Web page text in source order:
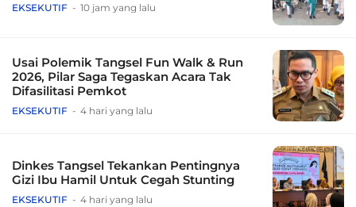
EKSEKUTIF 10 jam yang lalu
Usai Polemik Tangsel Fun Walk & Run
2026, Pilar Saga Tegaskan Acara Tak
Difasilitasi Pemkot
EKSEKUTIF 4 hari yang lalu
Dinkes Tangsel Tekankan Pentingnya
Gizi Ibu Hamil Untuk Cegah Stunting
EKSEKUTIF 4 hari yang lalu